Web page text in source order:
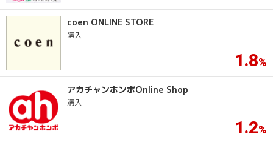
coen ONLINE STORE
購入
1.8
アカチャンホンポOnline Shop
購入
1.2